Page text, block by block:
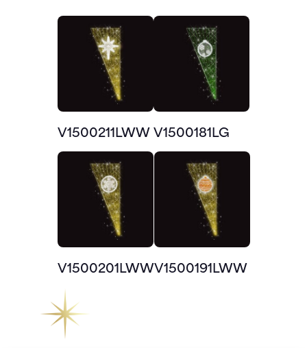
V1500211LWW V1500181LG
V1500201LWWV1500191LWW